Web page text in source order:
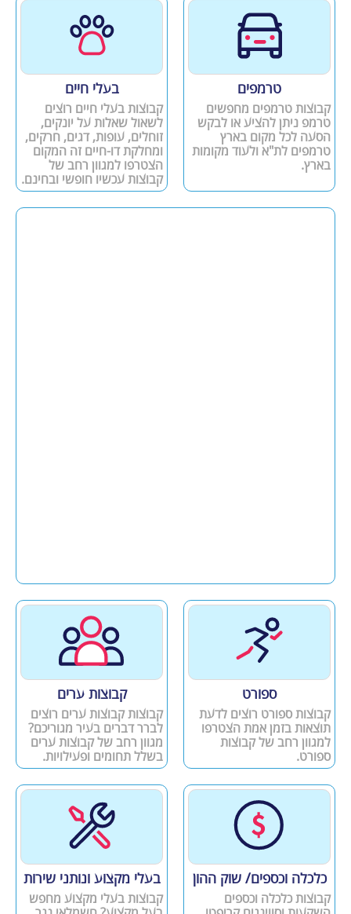
טרמפים
קבוצות טרמפים מחפשים
טרמפ ניתן להציע או לבקש
הסעה לכל מקום בארץ
טרמפים לת"א ולעוד מקומות
בארץ.
בעלי חיים
קבוצות בעלי חיים רוצים
לשאול שאלות על יונקים,
זוחלים, עופות, דגים, חרקים,
ומחלקת דו-חיים זה המקום
הצטרפו למגוון רחב של
קבוצות עכשיו חופשי ובחינם.
ספורט
קבוצות ספורט רוצים לדעת
תוצאות בזמן אמת הצטרפו
למגוון רחב של קבוצות
ספורט.
קבוצות ערים
קבוצות קבוצות ערים רוצים
לברר דברים בעיר מגוריכם?
מגוון רחב של קבוצות ערים
בשלל תחומים ופעילויות.
כלכלה וכספים/ שוק ההון
קבוצות כלכלה וכספים
בעלי מקצוע ונותני שירות
קבוצות בעלי מקצוע מחפש